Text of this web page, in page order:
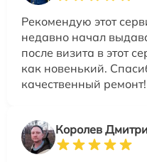
Рекомендую этот
недавно начал
после визита в этот
как новенький.
качественный ремонт!
Королев